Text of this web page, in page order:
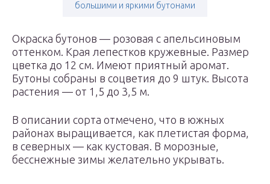
большими и яркими бутонами
Окраска бутонов — розовая с апельсиновым
оттенком. Края лепестков кружевные. Размер
цветка до 12 см. Имеют приятный аромат.
Бутоны собраны в соцветия до 9 штук. Высота
растения — от 1,5 до 3,5 м.
В описании сорта отмечено, что в южных
районах выращивается, как плетистая форма,
в северных — как кустовая. В морозные,
бесснежные зимы желательно укрывать.